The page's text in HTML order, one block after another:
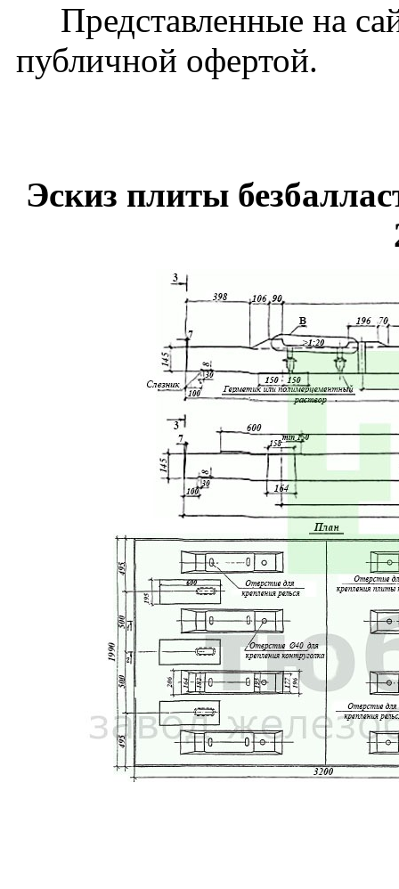
Представленные на
публичной офертой.
Эскиз плиты